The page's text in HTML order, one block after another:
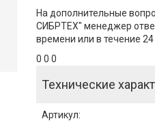
На дополнительные
СИБРТЕХ" менеджер
времени или в течение
0 0 0
Технические
Артикул: